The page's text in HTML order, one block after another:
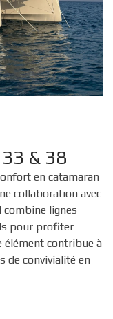
& 38
en catamaran
collaboration avec
combine lignes
pour profiter
élément contribue à
de convivialité en